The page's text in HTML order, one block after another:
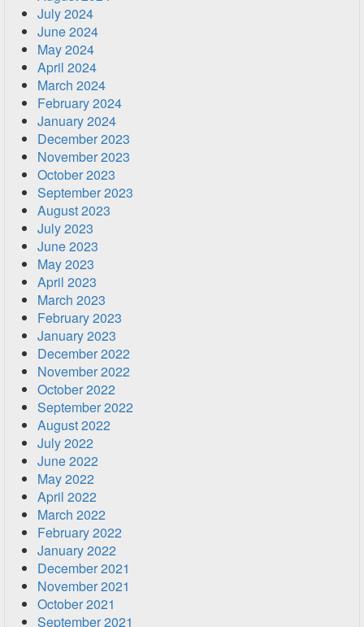
July 2024
June 2024
May 2024
April 2024
March 2024
February 2024
January 2024
December 2023
November 2023
October 2023
September 2023
August 2023
July 2023
June 2023
May 2023
April 2023
March 2023
February 2023
January 2023
December 2022
November 2022
October 2022
September 2022
August 2022
July 2022
June 2022
May 2022
April 2022
March 2022
February 2022
January 2022
December 2021
November 2021
October 2021
September 2021